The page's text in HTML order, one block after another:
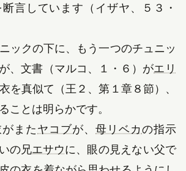
言しています（イザヤ、５３・
ックの下に、もう一つのチュニッ
、文書（マルコ、１・６）がエリ
開きます）
を真似て（王２、第１章８節）、
ことは明らかです。
またヤコブ（新しいタブで開きま
が、 母リベカ（新し
の指示
の兄エサウ（新しいタブで開きま
に、眼の見えない父で